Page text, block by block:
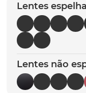
Lentes
Lentes não
5º chaves
6º t-shock
7º latch
8º gasket
9º parafusos